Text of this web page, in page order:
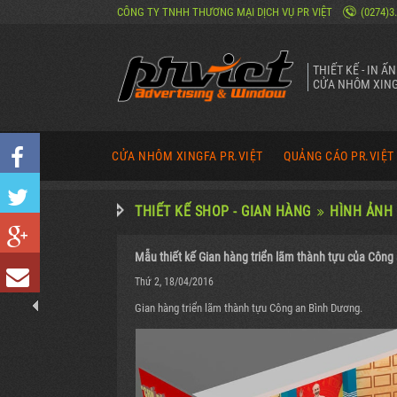
CÔNG TY TNHH THƯƠNG MẠI DỊCH VỤ PR VIỆT
THIẾT KẾ - IN ẤN
CỬA NHÔM
CỬA NHÔM XINGFA PR.VIỆT
CỬA ĐI NHÔM XINGFA MỞ LÙA
QUẢNG CÁO PR.VIỆT
CÔNG TRÌNH
THIẾT KẾ SHOP - GIAN HÀNG HÌNH ẢNH
Mẫu thiết kế Gian hàng triển lãm thành tựu của Công
Thứ 2, 18/04/2016
Gian hàng triển lãm thành tựu Công an Bình Dương.